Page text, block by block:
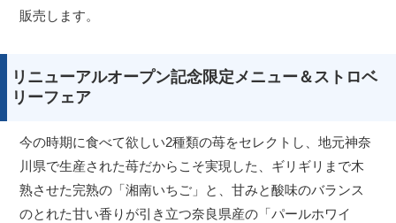
販売します。
リニューアルオープン記念限定メニュー＆ストロベ
リーフェア
今の時期に食べて欲しい2種類の苺をセレクトし、地元神奈
川県で生産された苺だからこそ実現した、ギリギリまで木
熟させた完熟の「湘南いちご」と、甘みと酸味のバランス
のとれた甘い香りが引き立つ奈良県産の「パールホワイ